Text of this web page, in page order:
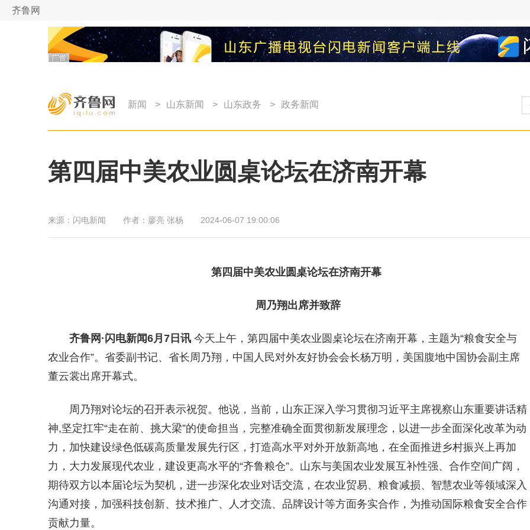
齐鲁网
新闻 > 山东新闻 > 山东政务 > 政务新闻
第四届中美农业圆桌论坛在济南开幕
来源： 闪电新闻 作者： 廖亮 张杨 2024-06-07 19:00:06
第四届中美农业圆桌论坛在济南开幕
周乃翔出席并致辞
齐鲁网 ·闪电新闻6月7日讯今天上午，第四届中美农业圆桌论坛在济南开幕，主题为“粮食安全与
农业合作”。省委副书记、省长周乃翔，中国人民对外友好协会会长杨万明，美国腹地中国协会副主席
董云裳出席开幕式。
周乃翔对论坛的召开表示祝贺。他说，当前，山东正深入学习贯彻习近平主席视察山东重要讲话精
神,坚定扛牢“走在前、挑大梁”的使命担当，完整准确全面贯彻新发展理念，以进一步全面深化改革为动
力，加快建设绿色低碳高质量发展先行区，打造高水平对外开放新高地，在全面推进乡村振兴上再加
力，大力发展现代农业，建设更高水平的“齐鲁粮仓”。山东与美国农业发展互补性强、合作空间广阔，
期待双方以本届论坛为契机，进一步深化农业对话交流，在农业贸易、粮食减损、智慧农业等领域深入
沟通对接，加强科技创新、技术推广、人才交流、品牌设计等方面务实合作，为推动国际粮食安全合作
贡献力量。